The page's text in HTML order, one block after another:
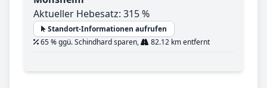
Aktueller Hebesatz: 315 %
Standort-Informationen aufrufen
65 % ggü. Schindhard sparen,
82.12 km entfernt